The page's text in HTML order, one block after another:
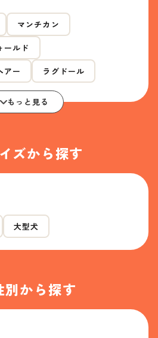
マンチカン
ールド
アー ラグドール
もっと見る
ズから探す
大型犬
別から探す